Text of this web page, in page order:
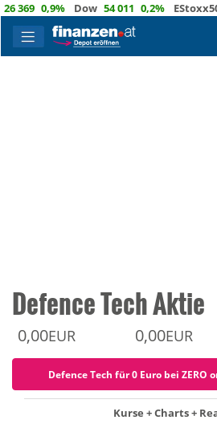
0,9% Dow 54 011 0,2% EStoxx50 6
Defence Tech Aktie
0,00EUR 0,00EUR
Defence Tech für 0 Euro bei ZERO
Kurse + Charts +